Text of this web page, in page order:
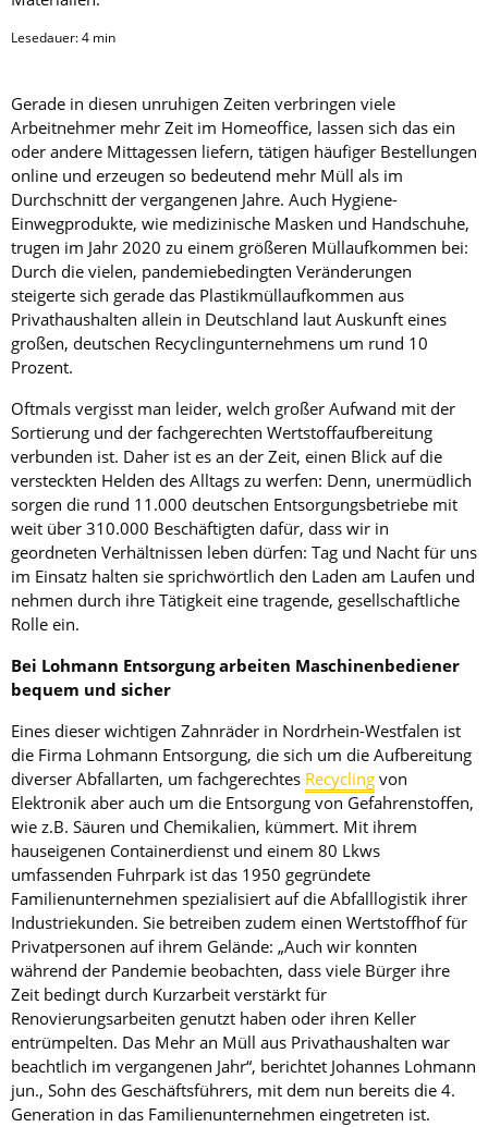
Lesedauer:4 min
Gerade in diesen unruhigen Zeiten verbringen viele
Arbeitnehmer mehr Zeit im Homeoffice, lassen sich das ein
oder andere Mittagessen liefern, tätigen häufiger Bestellungen
online und erzeugen so bedeutend mehr Müll als im
Durchschnitt der vergangenen Jahre. Auch Hygiene-
Einwegprodukte, wie medizinische Masken und Handschuhe,
trugen im Jahr 2020 zu einem größeren Müllaufkommen bei:
Durch die vielen, pandemiebedingten Veränderungen
steigerte sich gerade das Plastikmüllaufkommen aus
Privathaushalten allein in Deutschland laut Auskunft eines
großen, deutschen Recyclingunternehmens um rund 10
Prozent.
Oftmals vergisst man leider, welch großer Aufwand mit der
Sortierung und der fachgerechten Wertstoffaufbereitung
verbunden ist. Daher ist es an der Zeit, einen Blick auf die
versteckten Helden des Alltags zu werfen: Denn, unermüdlich
sorgen die rund 11.000 deutschen Entsorgungsbetriebe mit
weit über 310.000 Beschäftigten dafür, dass wir in
geordneten Verhältnissen leben dürfen: Tag und Nacht für uns
im Einsatz halten sie sprichwörtlich den Laden am Laufen und
nehmen durch ihre Tätigkeit eine tragende, gesellschaftliche
Rolle ein.
Bei Lohmann Entsorgung arbeiten Maschinenbediener
bequem und sicher
Eines dieser wichtigen Zahnräder in Nordrhein-Westfalen ist
die Firma Lohmann Entsorgung, die sich um die Aufbereitung
diverser Abfallarten, um fachgerechtes Recycling von
Elektronik aber auch um die Entsorgung von Gefahrenstoffen,
wie z.B. Säuren und Chemikalien, kümmert. Mit ihrem
hauseigenen Containerdienst und einem 80 Lkws
umfassenden Fuhrpark ist das 1950 gegründete
Familienunternehmen spezialisiert auf die Abfalllogistik ihrer
Industriekunden. Sie betreiben zudem einen Wertstoffhof für
Privatpersonen auf ihrem Gelände: „Auch wir konnten
während der Pandemie beobachten, dass viele Bürger ihre
Zeit bedingt durch Kurzarbeit verstärkt für
Renovierungsarbeiten genutzt haben oder ihren Keller
entrümpelten. Das Mehr an Müll aus Privathaushalten war
beachtlich im vergangenen Jahr“, berichtet Johannes Lohmann
jun., Sohn des Geschäftsführers, mit dem nun bereits die 4.
Generation in das Familienunternehmen eingetreten ist.